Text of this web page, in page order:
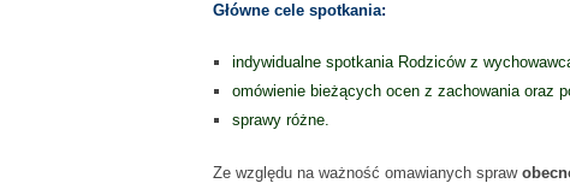
Główne cele spotkania:
indywidualne spotkania Rodziców z
omówienie bieżących ocen z zachowania oraz
sprawy różne.
Ze względu na ważność omawianych spraw